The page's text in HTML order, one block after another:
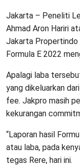
Jakarta – Peneliti
Ahmad Aron Hariri
Jakarta Propertindo
Formula E 2022
Apalagi laba
yang dikeluarkan
fee. Jakpro masih
kekurangan
“Laporan hasil
atau laba, pada
tegas Rere, hari ini.